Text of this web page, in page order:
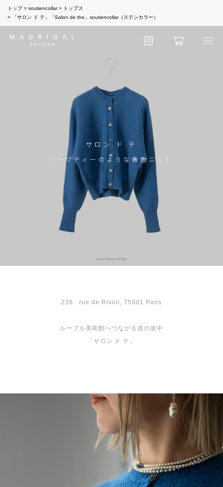
トップ soutiencollar
トップス
「サロン ド テ」「Salon de the」soutiencollar（ステンカラー）
サロン ド テ
ハーブティーのような青色ニット
226 rue de Rivoli, 75001 Paris
ルーブル美術館へつながる道の途中
「サロン ド テ」